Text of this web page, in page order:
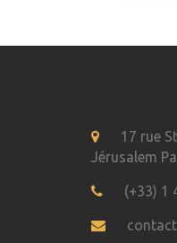
17 rue
Jérusalem
(+33) 1